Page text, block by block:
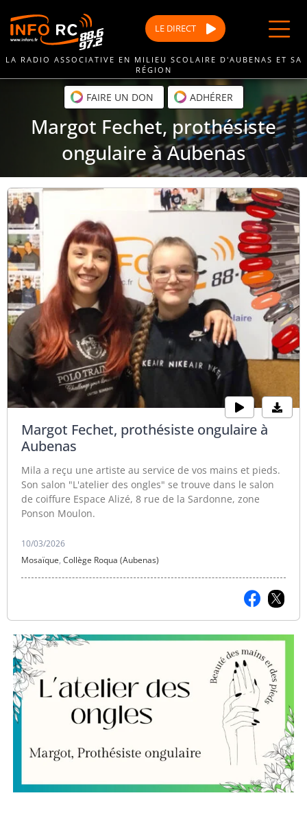
au
contenu
LE DIRECT
LA RADIO ASSOCIATIVE EN MILIEU SCOLAIRE D'AUBENAS ET SA
RÉGION
FAIRE UN DON ADHÉRER
Margot Fechet, prothésiste
ongulaire à Aubenas
Margot Fechet, prothésiste ongulaire à
Aubenas
Mila a reçu une artiste au service de vos mains et pieds.
Son salon "L'atelier des ongles" se trouve dans le salon
de coiffure Espace Alizé, 8 rue de la Sardonne, zone
Ponson Moulon.
10/03/2026
Mosaïque, Collège Roqua (Aubenas)